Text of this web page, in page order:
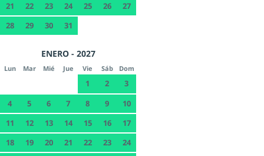
21
22 23 24 25 26
27
28
29 30 31
ENERO - 2027
Lun Mar Mié Jue Vie Sáb Dom
1 2
3
4
5 6 7 8 9
10
11
12 13 14 15 16
17
18
19 20 21 22 23
24